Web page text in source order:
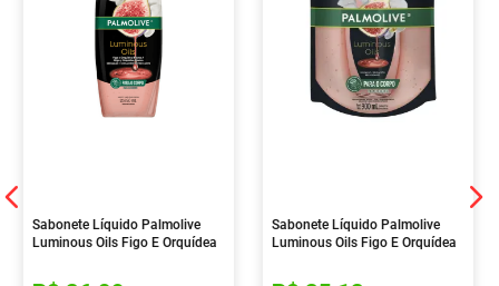
Sabonete Líquido Palmolive
Luminous Oils Figo E Orquídea
Sabonete Líquido Palmolive
Luminous Oils Figo E Orquídea